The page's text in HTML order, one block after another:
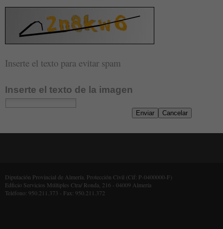
Inserte el texto para evitar spam
Inserte el texto de la imagen
Enviar Cancelar
Diputación Provincial de Almería. Protección Civil (Cif: P-0400000-F)
Edficio Servicios Múltiples Ctra/ Ronda, 216 - 04009 Almería
Teléfono: 950.211.373 - Fax: 950.211.372